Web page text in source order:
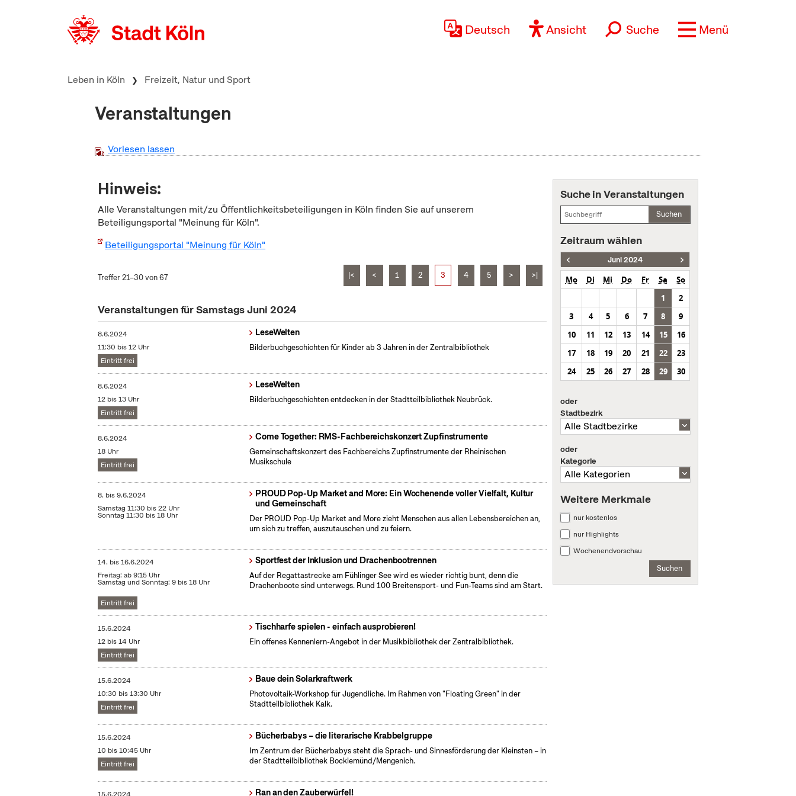
Deutsch Ansicht Suche Menü
Leben in Köln Freizeit, Natur und Sport
Veranstaltungen
Vorlesen lassen
Hinweis:
Alle Veranstaltungen mit/zu Öffentlichkeitsbeteiligungen in Köln finden Sie auf unserem
Beteiligungsportal "Meinung für Köln".
Beteiligungsportal "Meinung für Köln"
Treffer 21–30 von 67 |< < 1 2 3 4 5 > >|
Veranstaltungen für Samstags Juni 2024
8.6.2024
11:30 bis 12 Uhr
Eintritt frei
LeseWelten
Bilderbuchgeschichten für Kinder ab 3 Jahren in der Zentralbibliothek
8.6.2024
12 bis 13 Uhr
Eintritt frei
LeseWelten
Bilderbuchgeschichten entdecken in der Stadtteilbibliothek Neubrück.
8.6.2024
18 Uhr
Eintritt frei
Come Together: RMS-Fachbereichskonzert Zupfinstrumente
Gemeinschaftskonzert des Fachbereichs Zupfinstrumente der Rheinischen
Musikschule
8. bis9.6.2024
Samstag 11:30 bis 22 Uhr
Sonntag 11:30 bis 18 Uhr
PROUD Pop-Up Market and More: Ein Wochenende voller Vielfalt, Kultur
und Gemeinschaft
Der PROUD Pop-Up Market and More zieht Menschen aus allen Lebensbereichen an,
um sich zu treffen, auszutauschen und zu feiern.
14. bis16.6.2024
Freitag: ab 9:15 Uhr
Samstag und Sonntag: 9 bis 18 Uhr
Eintritt frei
Sportfest der Inklusion und Drachenbootrennen
Auf der Regattastrecke am Fühlinger See wird es wieder richtig bunt, denn die
Drachenboote sind unterwegs. Rund 100 Breitensport- und Fun-Teams sind am Start.
15.6.2024
12 bis 14 Uhr
Eintritt frei
Tischharfe spielen - einfach ausprobieren!
Ein offenes Kennenlern-Angebot in der Musikbibliothek der Zentralbibliothek.
15.6.2024
10:30 bis 13:30 Uhr
Eintritt frei
Baue dein Solarkraftwerk
​Photovoltaik-Workshop für Jugendliche. Im Rahmen von "Floating Green" in der
Stadtteilbibliothek Kalk.
15.6.2024
10 bis 10:45 Uhr
Eintritt frei
Bücherbabys – die literarische Krabbelgruppe
Im Zentrum der Bücherbabys steht die Sprach- und Sinnesförderung der Kleinsten – in
der Stadtteilbibliothek Bocklemünd/Mengenich.
Ran an den Zauberwürfel!
Suche in Veranstaltungen
Suchen
Zeitraum wählen
Juni 2024
Mo Di Mi Do Fr Sa
So
1
2
3
4 5 6 7 8
9
10
11 12 13 14 15
16
17
18 19 20 21 22
23
24
25 26 27 28 29 30
oder
Stadtbezirk
oder
Kategorie
Weitere Merkmale
nur kostenlos
nur Highlights
Wochenendvorschau
Suchen